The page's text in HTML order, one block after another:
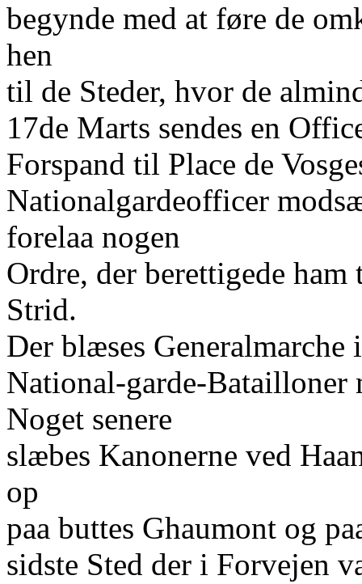
begynde med at føre de
hen
til de Steder, hvor de
17de Marts sendes en
Forspand til Place de
Nationalgardeofficer
forelaa nogen
Ordre, der berettigede
Strid.
Der blæses
National-garde-Batailloner
Noget senere
slæbes Kanonerne ved
op
paa buttes Ghaumont og
sidste Sted der i Forvejen